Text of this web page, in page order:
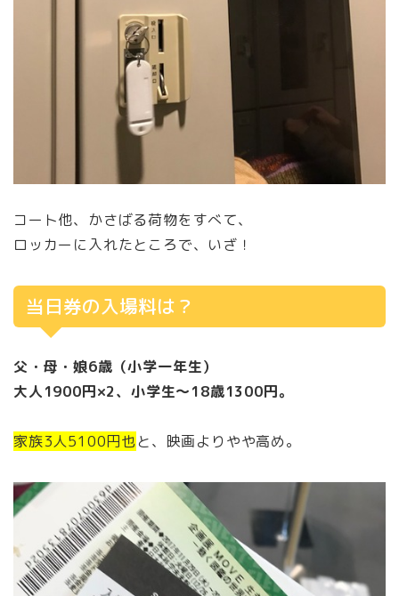
コート他、かさばる荷物をすべて、
ロッカーに入れたところで、いざ！
当日券の入場料は？
父・母・娘6歳（小学一年生）
大人1900円×2、小学生～18歳1300円。
家族3人5100円也と、映画よりやや高め。